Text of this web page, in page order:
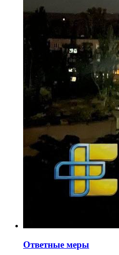
Ответные меры